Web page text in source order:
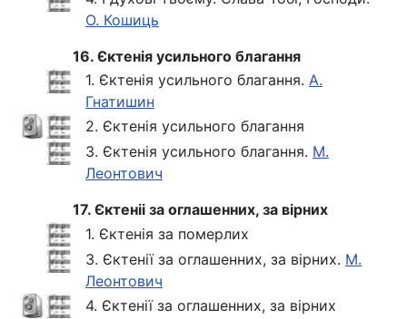
О. Кошиць
16. Єктенія усильного благання
1. Єктенія усильного благання. А.
Гнатишин
2. Єктенія усильного благання
3. Єктенія усильного благання. М.
Леонтович
17. Єктеніі за оглашенних, за вірних
1. Єктенія за померлих
3. Єктенії за оглашенних, за вірних. М.
Леонтович
4. Єктенії за оглашенних, за вірних